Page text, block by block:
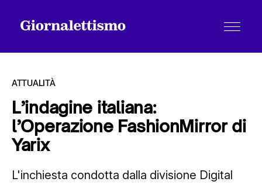
Tutti gli articoli
Chi siamo
ATTUALITÀ
L’indagine italiana:
l’Operazione FashionMirror di
Yarix
L'inchiesta condotta dalla divisione Digital